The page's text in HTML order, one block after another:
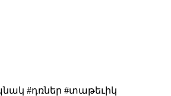
#դռներ #տաթեւիկ